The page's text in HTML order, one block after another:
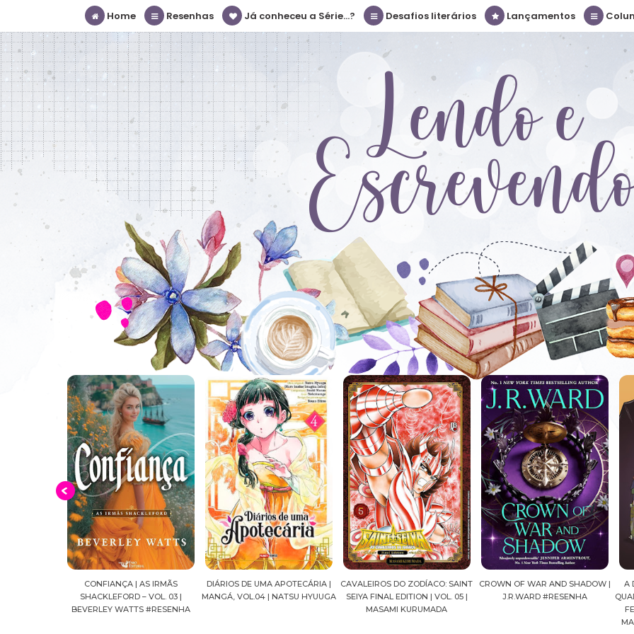
Home Resenhas Já conheceu a Série...? Desafios literários Lançamentos
DIÁRIOS DE UMA APOTECÁRIA |
MANGÁ, VOL.04 | NATSU HYUUGA
CAVALEIROS DO ZODÍACO: SAINT
SEIYA FINAL EDITION | VOL. 05 |
CROWN OF WAR AND SHADOW |
J.R.WARD #RESENHA
A DROGA DA OBEDIÊNCIA EM
QUADRINHOS | PEDRO BANDEIRA,
MARIANE GUSMÃO #RESENHA